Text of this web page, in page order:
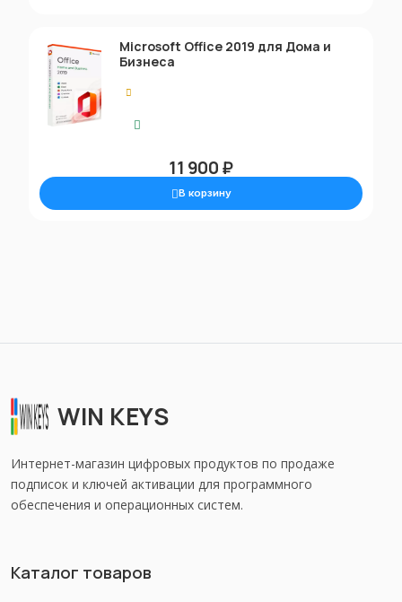
Microsoft Office 2019 для Дома и
Бизнеса
11 900 ₽
В корзину
WIN KEYS
Интернет-магазин цифровых продуктов по продаже
подписок и ключей активации для программного
обеспечения и операционных систем.
Каталог товаров